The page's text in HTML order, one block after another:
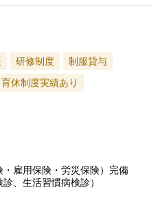
研修制度
制服貸与
休制度実績あり
・雇用保険・労災保険）完備
、生活習慣病検診）